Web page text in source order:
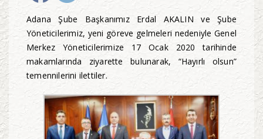
Adana Şube Başkanımız Erdal AKALIN ve Şube
Yöneticilerimiz, yeni göreve gelmeleri nedeniyle Genel
Merkez Yöneticilerimize 17 Ocak 2020 tarihinde
makamlarında ziyarette bulunarak, “Hayırlı olsun”
temennilerini ilettiler.